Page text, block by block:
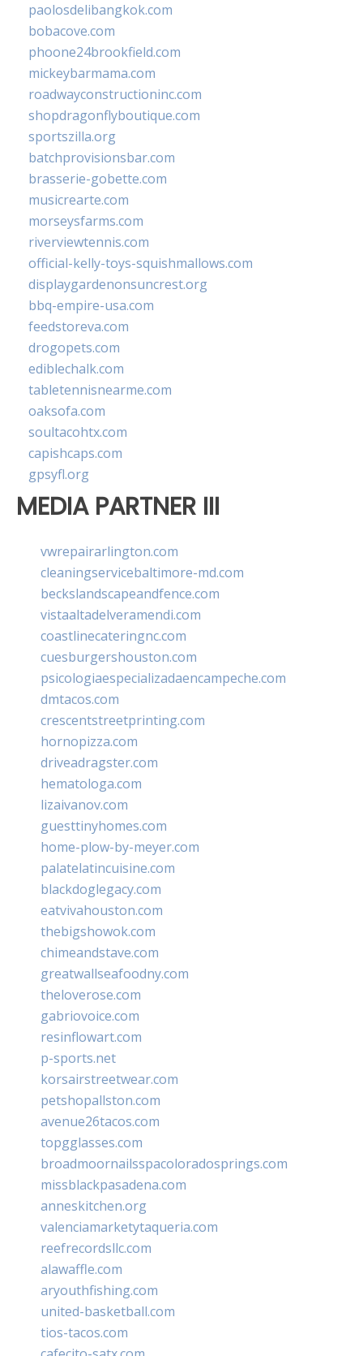
paolosdelibangkok.com
bobacove.com
phoone24brookfield.com
mickeybarmama.com
roadwayconstructioninc.com
shopdragonflyboutique.com
sportszilla.org
batchprovisionsbar.com
brasserie-gobette.com
musicrearte.com
morseysfarms.com
riverviewtennis.com
official-kelly-toys-squishmallows.com
displaygardenonsuncrest.org
bbq-empire-usa.com
feedstoreva.com
drogopets.com
ediblechalk.com
tabletennisnearme.com
oaksofa.com
soultacohtx.com
capishcaps.com
gpsyfl.org
MEDIA PARTNER III
vwrepairarlington.com
cleaningservicebaltimore-md.com
beckslandscapeandfence.com
vistaaltadelveramendi.com
coastlinecateringnc.com
cuesburgershouston.com
psicologiaespecializadaencampeche.com
dmtacos.com
crescentstreetprinting.com
hornopizza.com
driveadragster.com
hematologa.com
lizaivanov.com
guesttinyhomes.com
home-plow-by-meyer.com
palatelatincuisine.com
blackdoglegacy.com
eatvivahouston.com
thebigshowok.com
chimeandstave.com
greatwallseafoodny.com
theloverose.com
gabriovoice.com
resinflowart.com
p-sports.net
korsairstreetwear.com
petshopallston.com
avenue26tacos.com
topgglasses.com
broadmoornailsspacoloradosprings.com
missblackpasadena.com
anneskitchen.org
valenciamarketytaqueria.com
reefrecordsllc.com
alawaffle.com
aryouthfishing.com
united-basketball.com
tios-tacos.com